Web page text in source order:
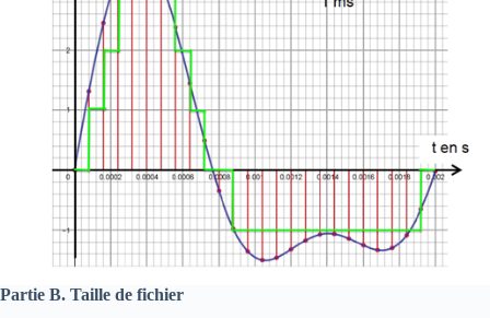
Partie B. Taille de fichier